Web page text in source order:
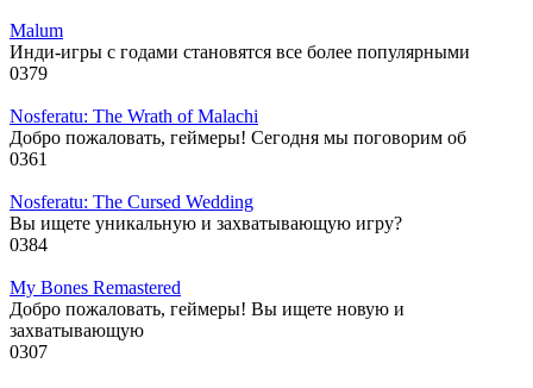
Malum
Инди-игры с годами становятся все более популярными
0379
Nosferatu: The Wrath of Malachi
Добро пожаловать, геймеры! Сегодня мы поговорим об
0361
Nosferatu: The Cursed Wedding
Вы ищете уникальную и захватывающую игру?
0384
My Bones Remastered
Добро пожаловать, геймеры! Вы ищете новую и
захватывающую
0307